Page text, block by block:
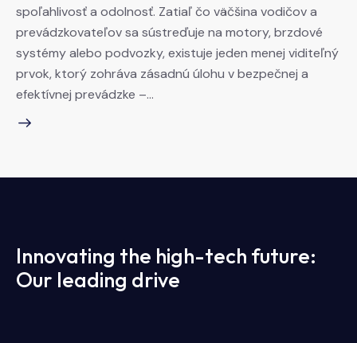
spoľahlivosť a odolnosť. Zatiaľ čo väčšina vodičov a
prevádzkovateľov sa sústreďuje na motory, brzdové
systémy alebo podvozky, existuje jeden menej viditeľný
prvok, ktorý zohráva zásadnú úlohu v bezpečnej a
efektívnej prevádzke –…
Innovating the high-tech future:
Our leading drive